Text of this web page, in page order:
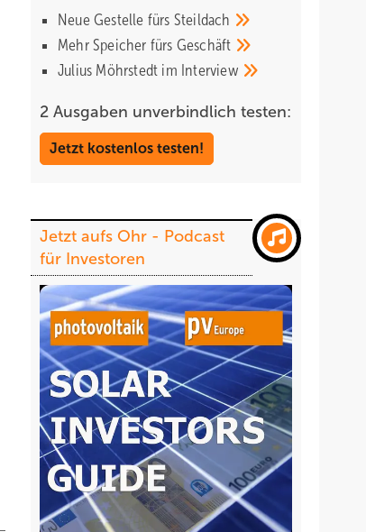
Neue Gestelle fürs Steildach
Mehr Speicher fürs Geschäft
Julius Möhrstedt im Interview
2 Ausgaben unverbindlich testen:
Jetzt kostenlos testen!
Jetzt aufs Ohr - Podcast
für Investoren